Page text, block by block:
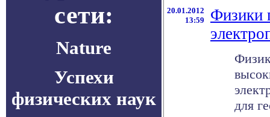
сети:
Nature
Успехи
физических наук
20.01.2012
13:59
Физики
для